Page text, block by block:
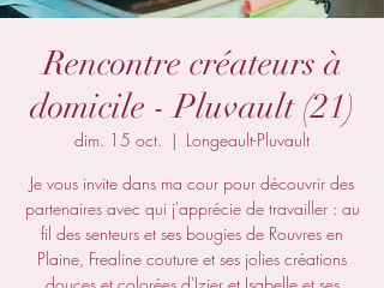
Rencontre créateurs à
domicile - Pluvault (21)
dim. 15 oct.
  |
Longeault-Pluvault
Je vous invite dans ma cour pour découvrir des
partenaires avec qui j'apprécie de travailler : au
fil des senteurs et ses bougies de Rouvres en
Plaine, Frealine couture et ses jolies créations